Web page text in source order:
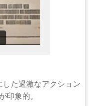
た過激なアクション
印象的。